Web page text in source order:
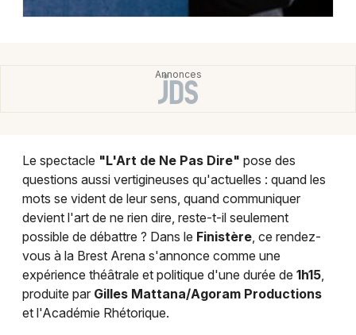
Le spectacle "L'Art de Ne Pas Dire" pose des
questions aussi vertigineuses qu'actuelles : quand les
mots se vident de leur sens, quand communiquer
devient l'art de ne rien dire, reste-t-il seulement
possible de débattre ? Dans le Finistère, ce rendez-
vous à la Brest Arena s'annonce comme une
expérience théâtrale et politique d'une durée de 1h15,
produite par Gilles Mattana/Agoram Productions
et l'Académie Rhétorique.